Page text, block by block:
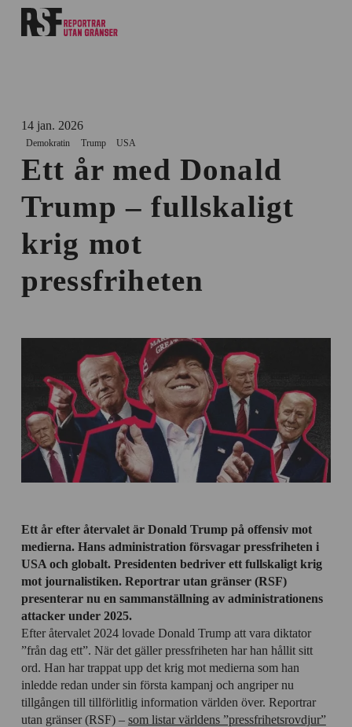
14 jan. 2026
Demokratin Trump USA
Ett år med Donald
Trump – fullskaligt
krig mot
pressfriheten
Ett år efter återvalet är Donald Trump på offensiv mot
medierna. Hans administration försvagar pressfriheten i
USA och globalt. Presidenten bedriver ett fullskaligt krig
mot journalistiken. Reportrar utan gränser (RSF)
presenterar nu en sammanställning av administrationens
attacker under 2025.
Efter återvalet 2024 lovade Donald Trump att vara diktator
”från dag ett”. När det gäller pressfriheten har han hållit sitt
ord. Han har trappat upp det krig mot medierna som han
inledde redan under sin första kampanj och angriper nu
tillgången till tillförlitlig information världen över. Reportrar
utan gränser (RSF) – som listar världens ”pressfrihetsrovdjur”